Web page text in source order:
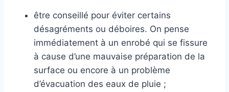
être conseillé pour éviter certains
désagréments ou déboires. On pense
immédiatement à un enrobé qui se fissure
à cause d’une mauvaise préparation de la
surface ou encore à un problème
d’évacuation des eaux de pluie ;